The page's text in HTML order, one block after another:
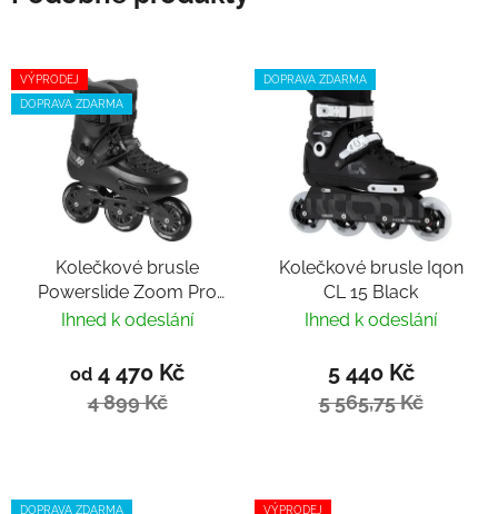
VÝPRODEJ
DOPRAVA ZDARMA
Kolečkové brusle
Powerslide Zoom Pro
100 black Trinity
Ihned k odeslání
od 4 470 Kč
4 899 Kč
DOPRAVA ZDARMA
Kolečkové brusle Iqon
CL 15 Black
Ihned k odeslání
5 440 Kč
5 565,75 Kč
DOPRAVA ZDARMA
VÝPRODEJ